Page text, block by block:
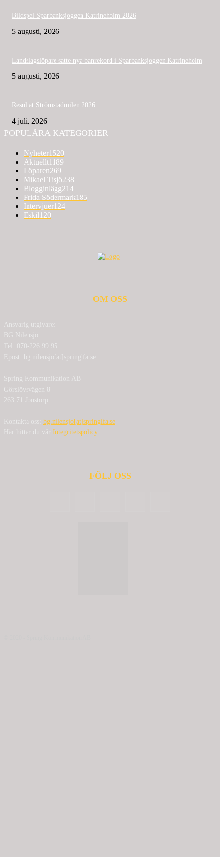
Bildspel Sparbanksjoggen Katrineholm 2026
5 augusti, 2026
Landslagslöpare satte nya banrekord i Sparbanksjoggen Katrineholm
5 augusti, 2026
Resultat Strömstadmilen 2026
4 juli, 2026
POPULÄRA KATEGORIER
Nyheter1520
Aktuellt1189
Löparen269
Mikael Tisjö238
Blogginlägg214
Frida Södermark185
Intervjuer124
Eskil120
OM OSS
Ansvarig utgivare:
BG Nilensjö
Tel: 070-226 99 95
Epost: bg.nilensjo[at]springlfa.se
Spring Kommunikation AB
Görslövsvägen 8
263 71 Jonstorp
Kontakta oss: bg.nilensjo[at]springlfa.se
Här hittar du vår Integritetspolicy
FÖLJ OSS